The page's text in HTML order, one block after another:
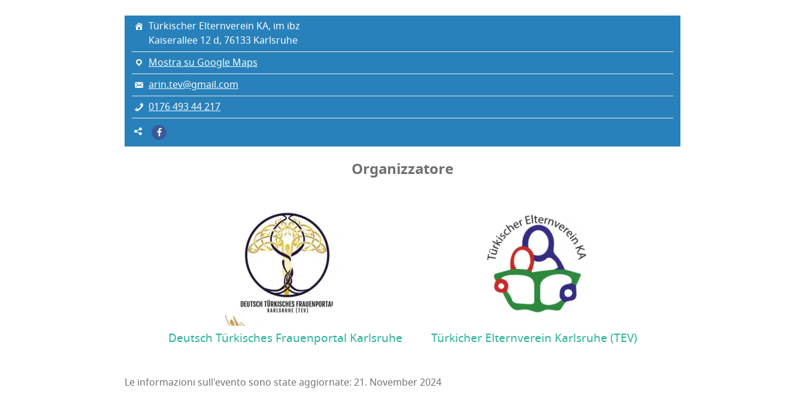
Tür­ki­scher Eltern­ve­rein KA, im ibz
Kai­se­ral­lee 12 d, 76133 Karl­sru­he
Mostra su Google Maps
arin.tev@gmail.com
0176 493 44 217
Organizzatore
Deutsch Türkisches Frauenportal Karlsruhe Türkicher Elternverein Karlsruhe (TEV)
Le informazioni sull'evento sono state aggiornate: 21. November 2024